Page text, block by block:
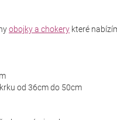
obojky a chokery které
od 36cm do 50cm